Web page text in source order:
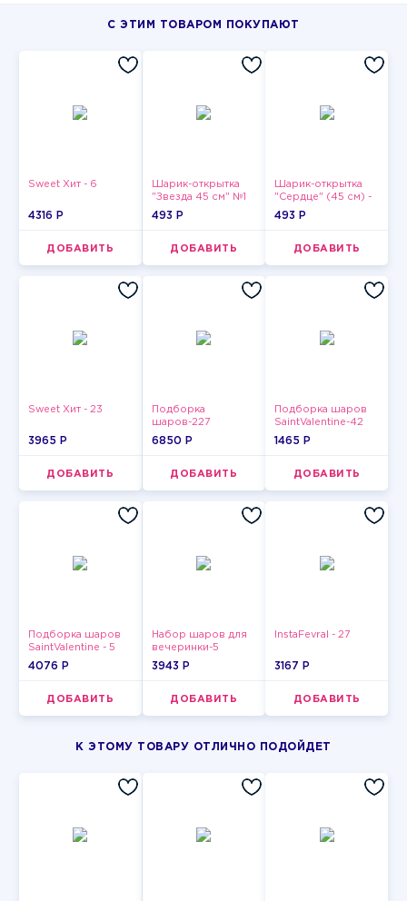
С ЭТИМ ТОВАРОМ ПОКУПАЮТ
Sweet Хит - 6
4316 P
ДОБАВИТЬ
Шарик-открытка
"Звезда 45 см" №1
493 P
ДОБАВИТЬ
Шарик-открытка
"Сердце" (45 см) -
2
493 P
ДОБАВИТЬ
Sweet Хит - 23
3965 P
ДОБАВИТЬ
Подборка
шаров-227
6850 P
ДОБАВИТЬ
Подборка шаров
SaintValentine-42
1465 P
ДОБАВИТЬ
Подборка шаров
SaintValentine - 5
4076 P
ДОБАВИТЬ
Набор шаров для
вечеринки-5
3943 P
ДОБАВИТЬ
InstaFevral - 27
3167 P
ДОБАВИТЬ
К ЭТОМУ ТОВАРУ ОТЛИЧНО ПОДОЙДЕТ